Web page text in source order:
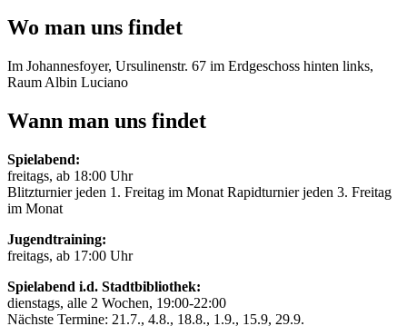
Wo man uns findet
Im Johannesfoyer, Ursulinenstr. 67 im Erdgeschoss hinten links,
Raum Albin Luciano
Wann man uns findet
Spielabend:
freitags, ab 18:00 Uhr
Blitzturnier jeden 1. Freitag im Monat Rapidturnier jeden 3. Freitag
im Monat
Jugendtraining:
freitags, ab 17:00 Uhr
Spielabend i.d. Stadtbibliothek:
dienstags, alle 2 Wochen, 19:00-22:00
Nächste Termine: 21.7., 4.8., 18.8., 1.9., 15.9, 29.9.